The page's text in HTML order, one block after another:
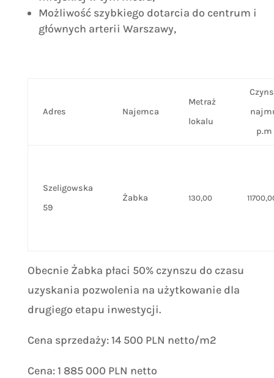
Możliwość szybkiego dotarcia do centrum i
głównych arterii Warszawy,
Adres Najemca
Metraż
lokalu
p.m
Szeligowska
59
Żabka 130,00
Obecnie Żabka płaci 50% czynszu do czasu
uzyskania pozwolenia na użytkowanie dla
drugiego etapu inwestycji.
Cena sprzedaży: 14 500 PLN netto/m2
Cena: 1 885 000 PLN netto